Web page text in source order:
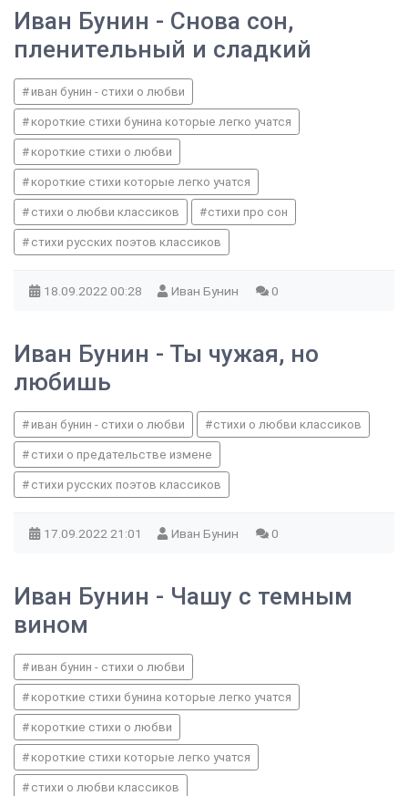
Иван Бунин - Снова сон,
пленительный и сладкий
иван бунин - стихи о любви
короткие стихи бунина которые легко учатся
короткие стихи о любви
короткие стихи которые легко учатся
стихи о любви классиков стихи про сон
стихи русских поэтов классиков
18.09.2022 00:28 Иван Бунин 0
Иван Бунин - Ты чужая, но
любишь
иван бунин - стихи о любви стихи о любви классиков
стихи о предательстве измене
стихи русских поэтов классиков
17.09.2022 21:01 Иван Бунин 0
Иван Бунин - Чашу с темным
вином
иван бунин - стихи о любви
короткие стихи бунина которые легко учатся
короткие стихи о любви
короткие стихи которые легко учатся
стихи о любви классиков